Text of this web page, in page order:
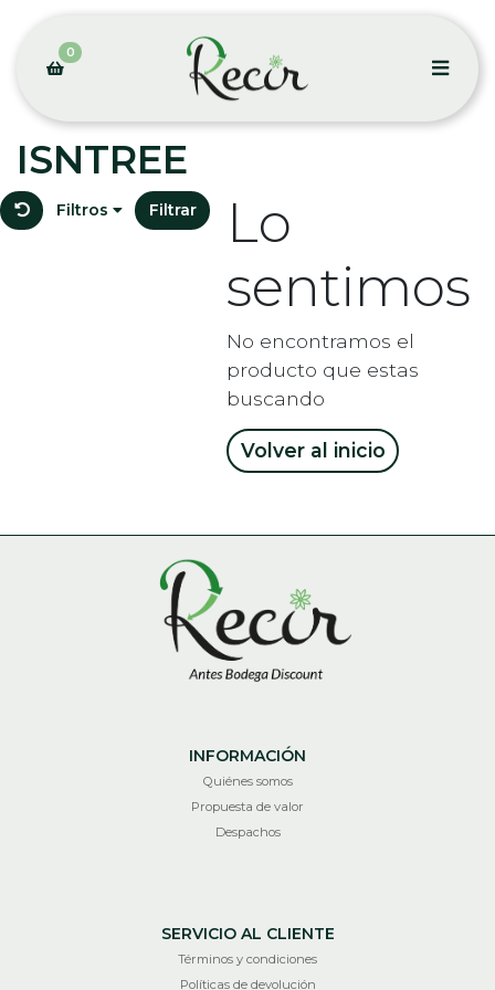
0
ISNTREE
Filtros Filtrar
Lo
sentimos
No encontramos el
producto que estas
buscando
Volver al inicio
INFORMACIÓN
Quiénes somos
Propuesta de valor
Despachos
SERVICIO AL CLIENTE
Términos y condiciones
Políticas de devolución